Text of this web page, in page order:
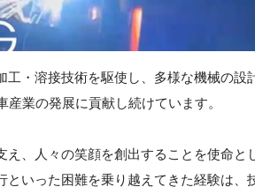
・溶接技術を駆使し、多様な機械の設
業の発展に貢献し続けています。
、人々の笑顔を創出することを使命と
いった困難を乗り越えてきた経験は、